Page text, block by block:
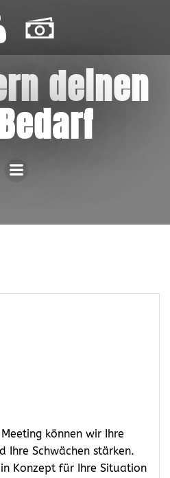
deinen
können wir Ihre
Ihre Schwächen stärken.
Konzept für Ihre Situation